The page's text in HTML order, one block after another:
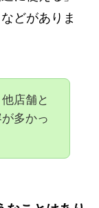
どがありま
店舗と
多かっ